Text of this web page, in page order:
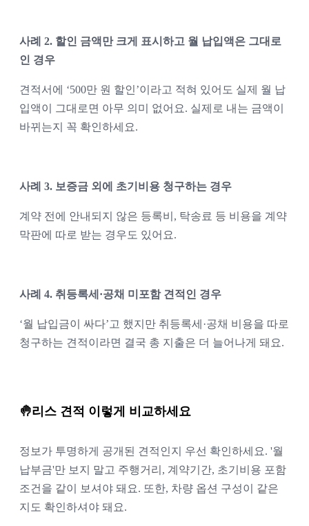
사례 2. 할인 금액만 크게 표시하고 월 납입액은 그대로
인 경우
견적서에 ‘500만 원 할인’이라고 적혀 있어도 실제 월 납
입액이 그대로면 아무 의미 없어요. 실제로 내는 금액이
바뀌는지 꼭 확인하세요.
사례 3. 보증금 외에 초기비용 청구하는 경우
계약 전에 안내되지 않은 등록비, 탁송료 등 비용을 계약
막판에 따로 받는 경우도 있어요.
사례 4. 취등록세·공채 미포함 견적인 경우
‘월 납입금이 싸다’고 했지만 취등록세·공채 비용을 따로
청구하는 견적이라면 결국 총 지출은 더 늘어나게 돼요.
🤚리스 견적 이렇게 비교하세요
정보가 투명하게 공개된 견적인지 우선 확인하세요. '월
납부금'만 보지 말고 주행거리, 계약기간, 초기비용 포함
조건을 같이 보셔야 돼요. 또한, 차량 옵션 구성이 같은
지도 확인하셔야 돼요.